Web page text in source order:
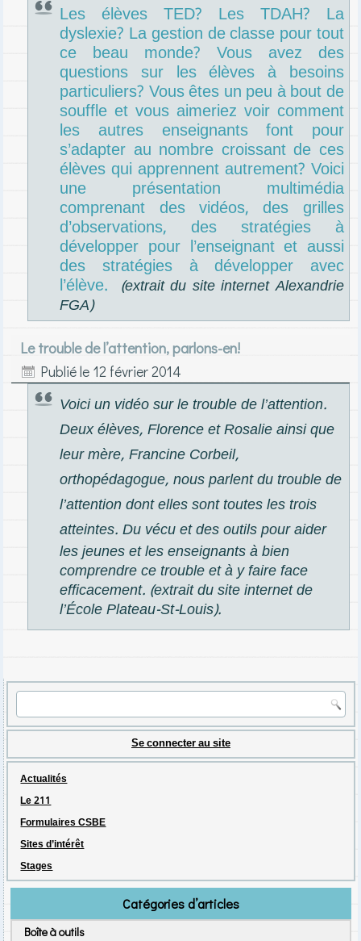
Les élèves TED? Les TDAH? La
dyslexie? La gestion de classe pour tout
ce beau monde? Vous avez des
questions sur les élèves à besoins
particuliers? Vous êtes un peu à bout de
souffle et vous aimeriez voir comment
les autres enseignants font pour
s’adapter au nombre croissant de ces
élèves qui apprennent autrement? Voici
une présentation multimédia
comprenant des vidéos, des grilles
d’observations, des stratégies à
développer pour l’enseignant et aussi
des stratégies à développer avec
l’élève. (extrait du site internet Alexandrie
FGA)
Le trouble de l’attention, parlons-en!
Publié le 12 février 2014
Voici unvidéo sur le trouble de l’attention.
Deux élèves, Florence et Rosalie ainsi que
leur mère, Francine Corbeil,
orthopédagogue, nous parlent du trouble de
l’attention dont elles sont toutes les trois
atteintes. Du vécu et des outils pour aider
les jeunes et les enseignants à bien
comprendre ce trouble et à y faire face
efficacement. (extrait du site internet de
l’École Plateau-St-Louis).
Se connecter au site
Actualités
Le 211
Formulaires CSBE
Sites d’intérêt
Stages
Catégories d’articles
Boîte à outils